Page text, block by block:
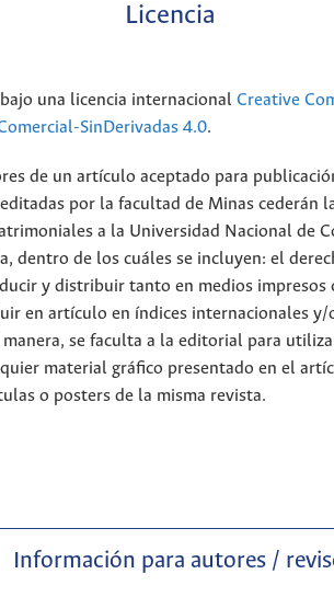
Licencia
una licencia internacional Creative
SinDerivadas 4.0.
de un artículo aceptado para
por la facultad de Minas cederán
a la Universidad Nacional de
dentro de los cuáles se incluyen: el
y distribuir tanto en medios impresos
en artículo en índices internacionales y/
se faculta a la editorial para
material gráfico presentado en el
o posters de la misma revista.
Información para autores /